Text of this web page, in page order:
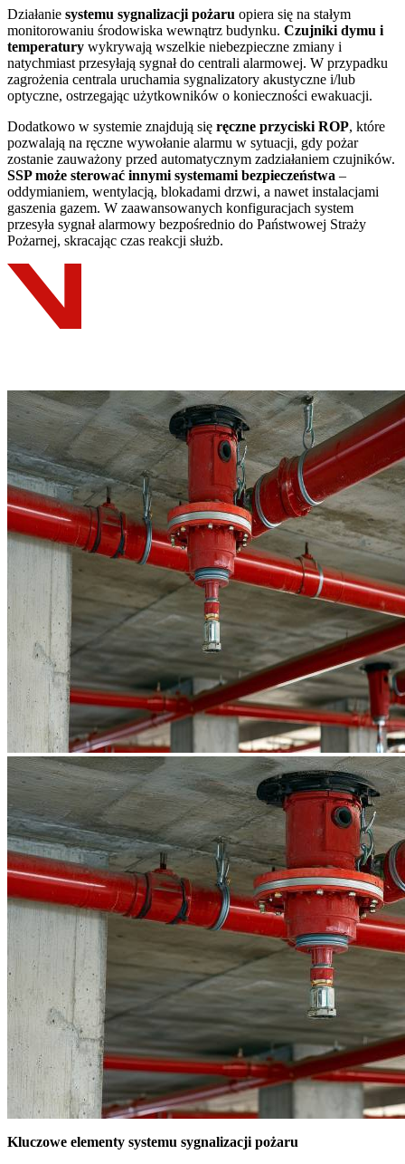
Działanie systemu sygnalizacji pożaru opiera się na stałym
monitorowaniu środowiska wewnątrz budynku. Czujniki dymu i
temperatury wykrywają wszelkie niebezpieczne zmiany i
natychmiast przesyłają sygnał do centrali alarmowej. W przypadku
zagrożenia centrala uruchamia sygnalizatory akustyczne i/lub
optyczne, ostrzegając użytkowników o konieczności ewakuacji.
Dodatkowo w systemie znajdują się ręczne przyciski ROP, które
pozwalają na ręczne wywołanie alarmu w sytuacji, gdy pożar
zostanie zauważony przed automatycznym zadziałaniem czujników.
SSP może sterować innymi systemami bezpieczeństwa –
oddymianiem, wentylacją, blokadami drzwi, a nawet instalacjami
gaszenia gazem. W zaawansowanych konfiguracjach system
przesyła sygnał alarmowy bezpośrednio do Państwowej Straży
Pożarnej, skracając czas reakcji służb.
Kluczowe elementy systemu sygnalizacji pożaru